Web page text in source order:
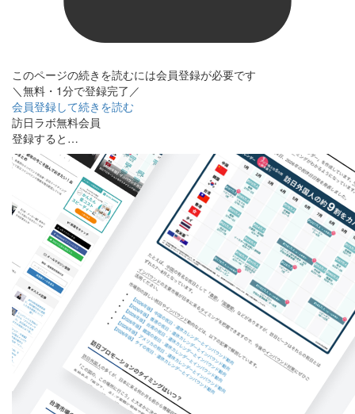
このページの続きを読むには会員登録が必要です
＼無料・1分で登録完了／
会員登録して続きを読む
訪日ラボ無料会員
登録すると…